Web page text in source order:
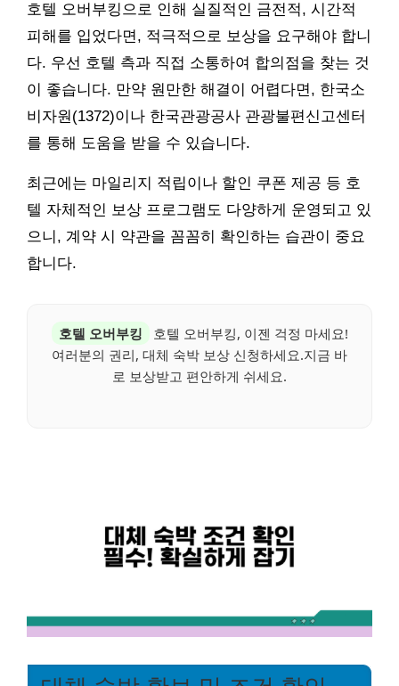
호텔 오버부킹으로 인해 실질적인 금전적, 시간적
피해를 입었다면, 적극적으로 보상을 요구해야 합니
다. 우선 호텔 측과 직접 소통하여 합의점을 찾는 것
이 좋습니다. 만약 원만한 해결이 어렵다면, 한국소
비자원(1372)이나 한국관광공사 관광불편신고센터
를 통해 도움을 받을 수 있습니다.
최근에는 마일리지 적립이나 할인 쿠폰 제공 등 호
텔 자체적인 보상 프로그램도 다양하게 운영되고 있
으니, 계약 시 약관을 꼼꼼히 확인하는 습관이 중요
합니다.
호텔 오버부킹
호텔 오버부킹, 이젠 걱정 마세요!
여러분의 권리, 대체 숙박 보상 신청하세요.지금 바
로 보상받고 편안하게 쉬세요.